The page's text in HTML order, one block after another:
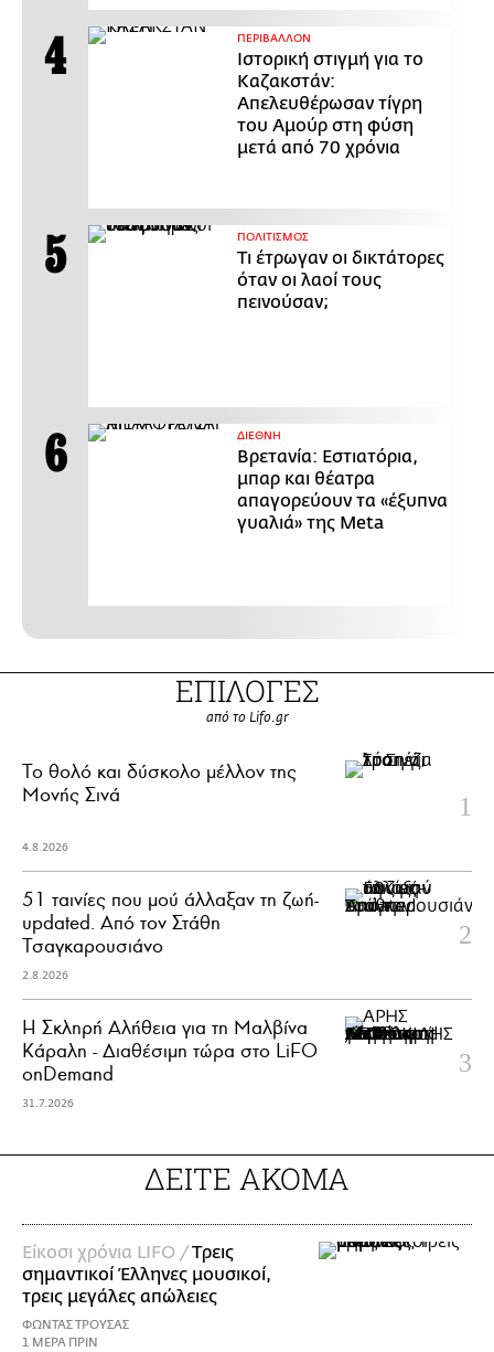
ΠΕΡΙΒΑΛΛΟΝ
Ιστορική στιγμή για το
Καζακστάν:
Απελευθέρωσαν τίγρη
του Αμούρ στη φύση
μετά από 70 χρόνια
ΠΟΛΙΤΙΣΜΟΣ
Τι έτρωγαν οι δικτάτορες
όταν οι λαοί τους
πεινούσαν;
ΔΙΕΘΝΗ
Βρετανία: Εστιατόρια,
μπαρ και θέατρα
απαγορεύουν τα «έξυπνα
γυαλιά» της Meta
ΕΠΙΛΟΓΕΣ
από το Lifo.gr
Το θολό και δύσκολο μέλλον της
Μονής Σινά
4.8.2026
51 ταινίες που μού άλλαξαν τη ζωή-
updated. Aπό τον Στάθη
Τσαγκαρουσιάνο
2.8.2026
Η Σκληρή Αλήθεια για τη Μαλβίνα
Κάραλη - Διαθέσιμη τώρα στo LiFO
onDemand
31.7.2026
ΔΕΙΤΕ ΑΚΟΜΑ
Είκοσι χρόνια LIFO /Tρεις
σημαντικοί Έλληνες μουσικοί,
τρεις μεγάλες απώλειες
ΦΩΝΤΑΣ ΤΡΟΥΣΑΣ
1 ΜΕΡΑ ΠΡΙΝ